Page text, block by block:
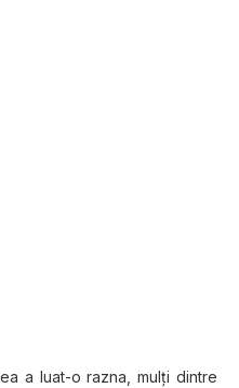
a luat-o razna, mulţi dintre